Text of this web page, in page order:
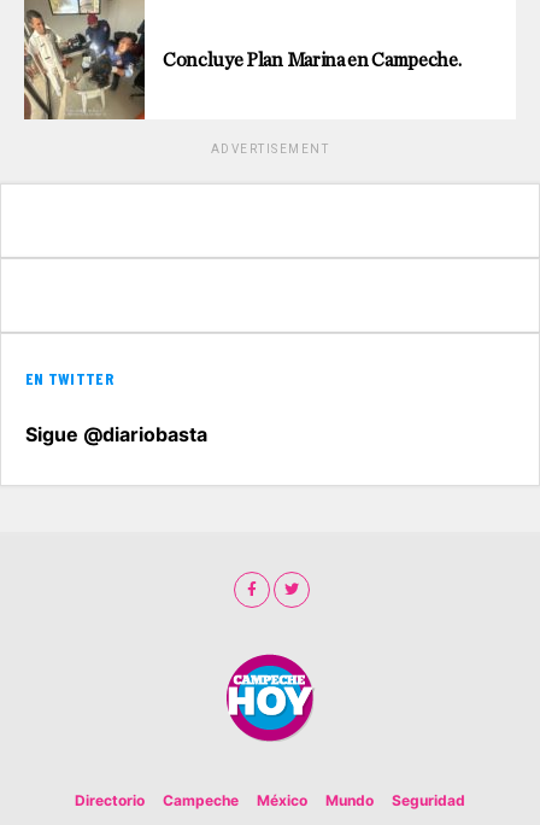
Concluye Plan Marina en Campeche.
ADVERTISEMENT
EN TWITTER
Sigue @diariobasta
Directorio Campeche México Mundo Seguridad